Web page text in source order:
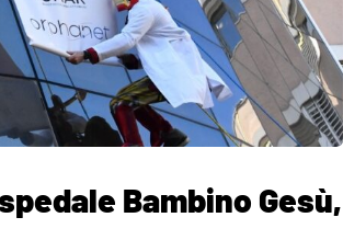
Bambino Gesù,